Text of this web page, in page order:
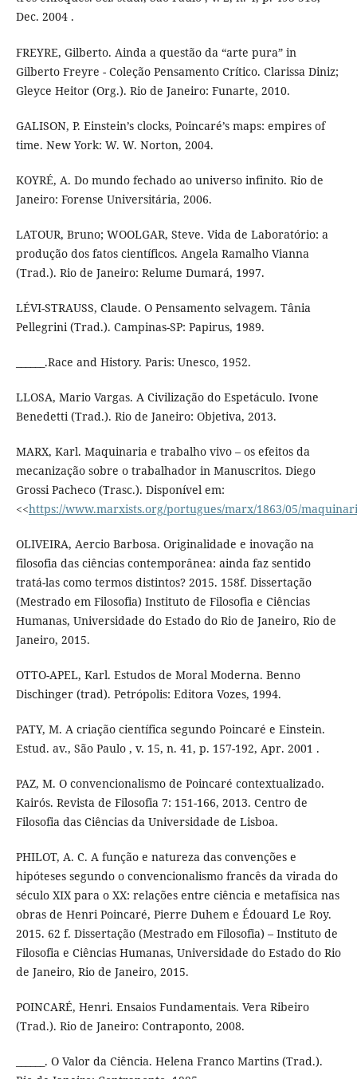
Dec. 2004 .
FREYRE, Gilberto. Ainda a questão da “arte pura” in
Gilberto Freyre - Coleção Pensamento Crítico. Clarissa Diniz;
Gleyce Heitor (Org.). Rio de Janeiro: Funarte, 2010.
GALISON, P. Einstein’s clocks, Poincaré’s maps: empires of
time. New York: W. W. Norton, 2004.
KOYRÉ, A. Do mundo fechado ao universo infinito. Rio de
Janeiro: Forense Universitária, 2006.
LATOUR, Bruno; WOOLGAR, Steve. Vida de Laboratório: a
produção dos fatos científicos. Angela Ramalho Vianna
(Trad.). Rio de Janeiro: Relume Dumará, 1997.
LÉVI-STRAUSS, Claude. O Pensamento selvagem. Tânia
Pellegrini (Trad.). Campinas-SP: Papirus, 1989.
______.Race and History. Paris: Unesco, 1952.
LLOSA, Mario Vargas. A Civilização do Espetáculo. Ivone
Benedetti (Trad.). Rio de Janeiro: Objetiva, 2013.
MARX, Karl. Maquinaria e trabalho vivo – os efeitos da
mecanização sobre o trabalhador in Manuscritos. Diego
Grossi Pacheco (Trasc.). Disponível em:
<<https://www.marxists.org/portugues/marx/1863/05/
OLIVEIRA, Aercio Barbosa. Originalidade e inovação na
filosofia das ciências contemporânea: ainda faz sentido
tratá-las como termos distintos? 2015. 158f. Dissertação
(Mestrado em Filosofia) Instituto de Filosofia e Ciências
Humanas, Universidade do Estado do Rio de Janeiro, Rio de
Janeiro, 2015.
OTTO-APEL, Karl. Estudos de Moral Moderna. Benno
Dischinger (trad). Petrópolis: Editora Vozes, 1994.
PATY, M. A criação científica segundo Poincaré e Einstein.
Estud. av., São Paulo , v. 15, n. 41, p. 157-192, Apr. 2001 .
PAZ, M. O convencionalismo de Poincaré contextualizado.
Kairós. Revista de Filosofia 7: 151-166, 2013. Centro de
Filosofia das Ciências da Universidade de Lisboa.
PHILOT, A. C. A função e natureza das convenções e
hipóteses segundo o convencionalismo francês da virada do
século XIX para o XX: relações entre ciência e metafísica nas
obras de Henri Poincaré, Pierre Duhem e Édouard Le Roy.
2015. 62 f. Dissertação (Mestrado em Filosofia) – Instituto de
Filosofia e Ciências Humanas, Universidade do Estado do Rio
de Janeiro, Rio de Janeiro, 2015.
POINCARÉ, Henri. Ensaios Fundamentais. Vera Ribeiro
(Trad.). Rio de Janeiro: Contraponto, 2008.
______. O Valor da Ciência. Helena Franco Martins (Trad.).